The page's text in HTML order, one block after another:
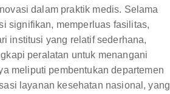
dalam praktik medis. Selama
signifikan, memperluas fasilitas,
institusi yang relatif sederhana,
peralatan untuk menangani
meliputi pembentukan departemen
layanan kesehatan nasional, yang